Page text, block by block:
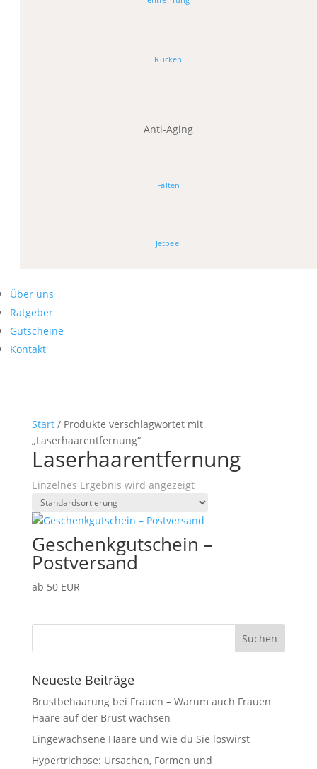
Rücken
Anti-Aging
Falten
Jetpeel
Über uns
Ratgeber
Gutscheine
Kontakt
Start/ Produkte verschlagwortet mit
„Laserhaarentfernung“
Laserhaarentfernung
Einzelnes Ergebnis wird angezeigt
Geschenkgutschein –
Postversand
ab 50 EUR
Neueste Beiträge
Brustbehaarung bei Frauen – Warum auch Frauen
Haare auf der Brust wachsen
Eingewachsene Haare und wie du Sie loswirst
Hypertrichose: Ursachen, Formen und